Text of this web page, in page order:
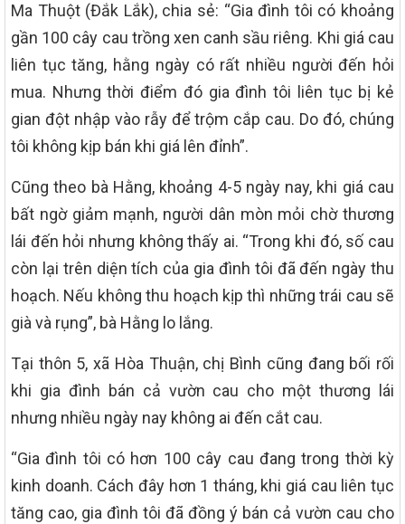
Ma Thuột (Đắk Lắk), chia sẻ: “Gia đình tôi có khoảng
gần 100 cây cau trồng xen canh sầu riêng. Khi giá cau
liên tục tăng, hằng ngày có rất nhiều người đến hỏi
mua. Nhưng thời điểm đó gia đình tôi liên tục bị kẻ
gian đột nhập vào rẫy để trộm cắp cau. Do đó, chúng
tôi không kịp bán khi giá lên đỉnh”.
Cũng theo bà Hằng, khoảng 4-5 ngày nay, khi giá cau
bất ngờ giảm mạnh, người dân mòn mỏi chờ thương
lái đến hỏi nhưng không thấy ai. “Trong khi đó, số cau
còn lại trên diện tích của gia đình tôi đã đến ngày thu
hoạch. Nếu không thu hoạch kịp thì những trái cau sẽ
già và rụng”, bà Hằng lo lắng.
Tại thôn 5, xã Hòa Thuận, chị Bình cũng đang bối rối
khi gia đình bán cả vườn cau cho một thương lái
nhưng nhiều ngày nay không ai đến cắt cau.
“Gia đình tôi có hơn 100 cây cau đang trong thời kỳ
kinh doanh. Cách đây hơn 1 tháng, khi giá cau liên tục
tăng cao, gia đình tôi đã đồng ý bán cả vườn cau cho